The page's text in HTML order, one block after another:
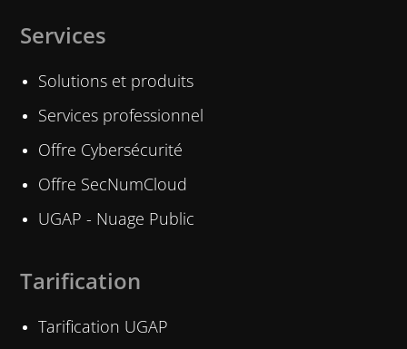
Services
Solutions et produits
Services professionnel
Offre Cybersécurité
Offre SecNumCloud
UGAP - Nuage Public
Tarification
Tarification UGAP